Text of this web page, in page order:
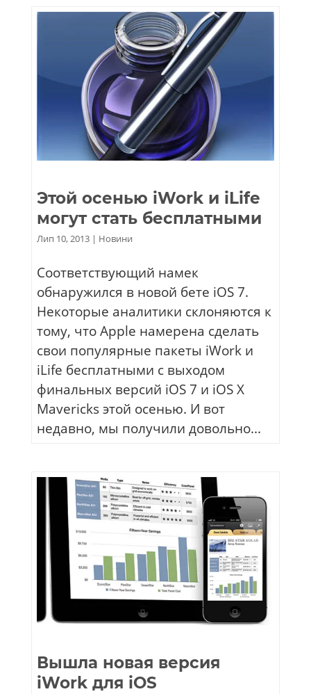
Этой осенью iWork и iLife
могут стать бесплатными
Лип 10, 2013| Новини
Соответствующий намек
обнаружился в новой бете iOS 7.
Некоторые аналитики склоняются к
тому, что Apple намерена сделать
свои популярные пакеты iWork и
iLife бесплатными с выходом
финальных версий iOS 7 и iOS X
Mavericks этой осенью. И вот
недавно, мы получили довольно...
Вышла новая версия
iWork для iOS